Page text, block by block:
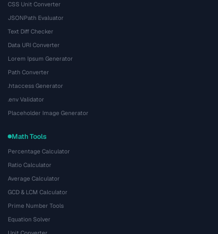
CSS Unit Converter
JSONPath Evaluator
Text Diff Checker
Data URI Converter
Lorem Ipsum Generator
Path Converter
.htaccess Generator
.env Validator
Placeholder Image Generator
Math Tools
Percentage Calculator
Ratio Calculator
Average Calculator
GCD & LCM Calculator
Prime Number Tools
Equation Solver